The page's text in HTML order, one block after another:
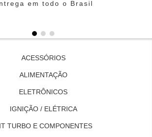
em todo o Brasil
ACESSÓRIOS
ALIMENTAÇÃO
ELETRÔNICOS
IGNIÇÃO / ELÉTRICA
TURBO E COMPONENTES